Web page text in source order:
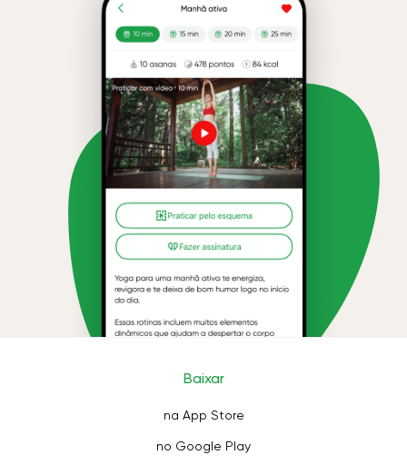
Baixar
na App Store
no Google Play